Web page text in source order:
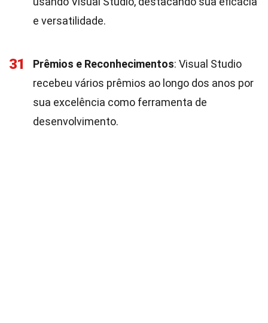
e versatilidade.
31 Prêmios e Reconhecimentos: Visual Studio
recebeu vários prêmios ao longo dos anos por
sua excelência como ferramenta de
desenvolvimento.